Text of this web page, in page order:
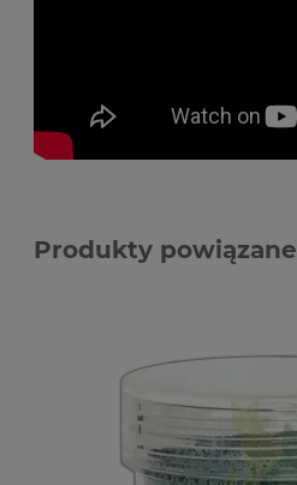
Produkty powiązane